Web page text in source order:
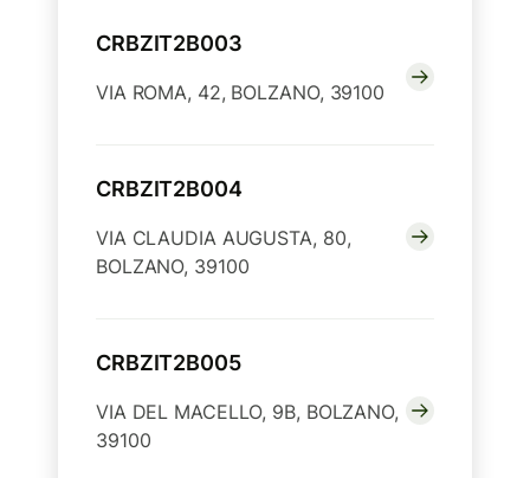
CRBZIT2B003
VIA ROMA, 42, BOLZANO, 39100
CRBZIT2B004
VIA CLAUDIA AUGUSTA, 80,
BOLZANO, 39100
CRBZIT2B005
VIA DEL MACELLO, 9B, BOLZANO,
39100